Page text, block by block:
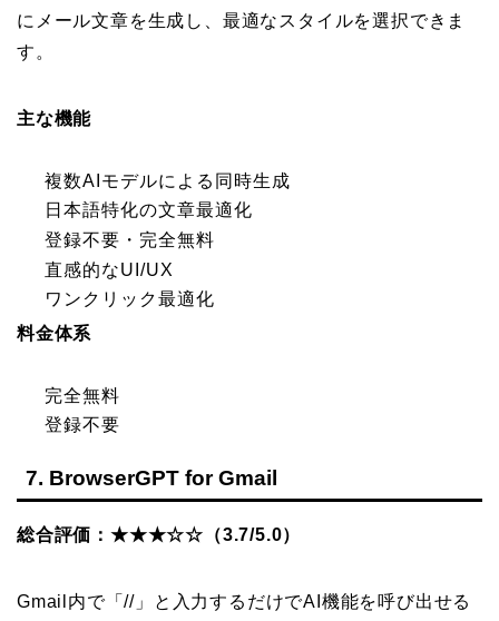
にメール文章を生成し、最適なスタイルを選択できま
す。
主な機能
複数AIモデルによる同時生成
日本語特化の文章最適化
登録不要・完全無料
直感的なUI/UX
ワンクリック最適化
料金体系
完全無料
登録不要
7. BrowserGPT for Gmail
総合評価：★★★☆☆（3.7/5.0）
Gmail内で「//」と入力するだけでAI機能を呼び出せる